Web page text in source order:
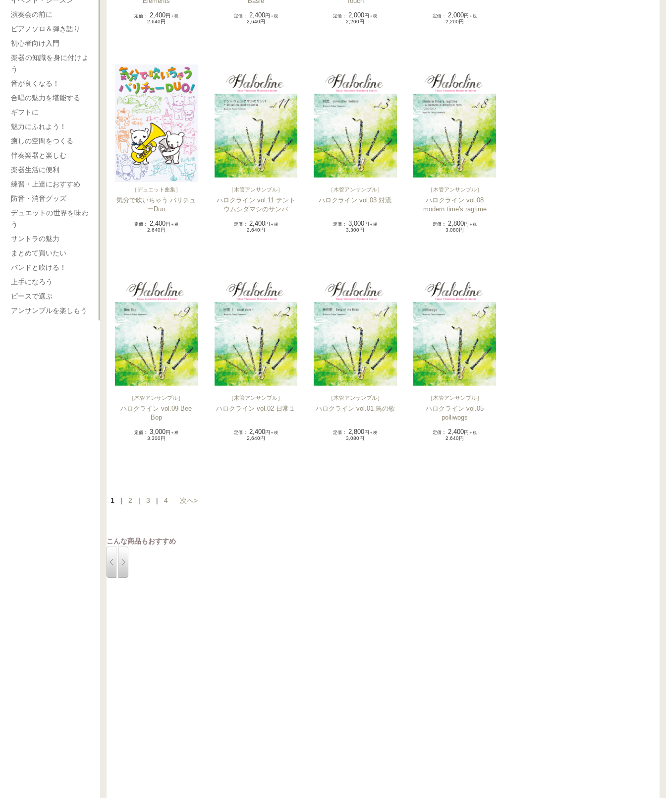
演奏会の前に
ピアノソロ＆弾き語り
初心者向け入門
楽器の知識を身に付けよ
う
音が良くなる！
合唱の魅力を堪能する
ギフトに
魅力にふれよう！
癒しの空間をつくる
伴奏楽器と楽しむ
楽器生活に便利
練習・上達におすすめ
防音・消音グッズ
デュエットの世界を味わ
う
サントラの魅力
まとめて買いたい
バンドと吹ける！
上手になろう
ピースで選ぶ
アンサンブルを楽しもう
定価： 2,400円 ＋税
2,640円
定価： 2,400円 ＋税
2,640円
定価 ： 2,000円 ＋税
2,200円
定価 ： 2,000円 ＋税
2,200円
［デュエット曲集］
気分で吹いちゃう バリチュ
ーDuo
定価： 2,400円 ＋税
2,640円
［木管アンサンブル］
ハロクライン vol.11 テント
ウムシダマシのサンバ
定価： 2,400円 ＋税
2,640円
［木管アンサンブル］
ハロクライン vol.03 対流
定価 ：3,000円 ＋税
3,300円
［木管アンサンブル］
ハロクライン vol.08
modern time's ragtime
定価 ： 2,800円 ＋税
3,080円
［木管アンサンブル］
ハロクライン vol.09 Bee
Bop
定価： 3,000円 ＋税
3,300円
［木管アンサンブル］
ハロクライン vol.02 日常１
定価： 2,400円 ＋税
2,640円
［木管アンサンブル］
ハロクライン vol.01 鳥の歌
定価 ： 2,800円 ＋税
3,080円
［木管アンサンブル］
ハロクライン vol.05
polliwogs
定価 ： 2,400円 ＋税
2,640円
1 | 2 |3 |4 次へ>
こんな商品もおすすめ